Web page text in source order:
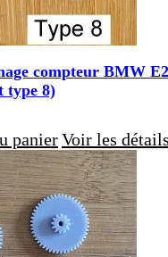
compteur BMW
type 8)
panierVoir les détails